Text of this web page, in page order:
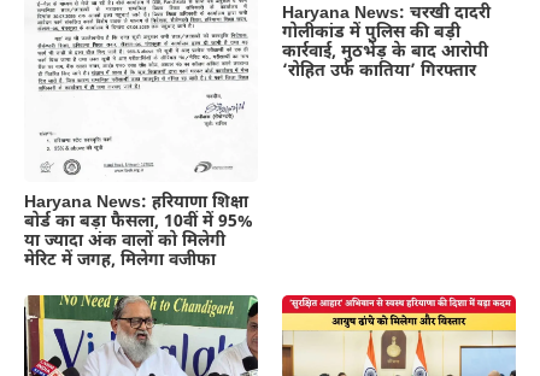
Haryana News: हरियाणा शिक्षा
बोर्ड का बड़ा फैसला, 10वीं में 95%
या ज्यादा अंक वालों को मिलेगी
मेरिट में जगह, मिलेगा वजीफा
Haryana News: चरखी दादरी
गोलीकांड में पुलिस की बड़ी
कार्रवाई, मुठभेड़ के बाद आरोपी
‘रोहित उर्फ कातिया’ गिरफ्तार